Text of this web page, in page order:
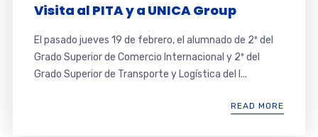
Visita al PITA y a UNICA Group
El pasado jueves 19 de febrero, el alumnado de 2º del
Grado Superior de Comercio Internacional y 2º del
Grado Superior de Transporte y Logística del I...
READ MORE